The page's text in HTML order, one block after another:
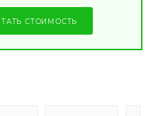
СТОИМОСТЬ